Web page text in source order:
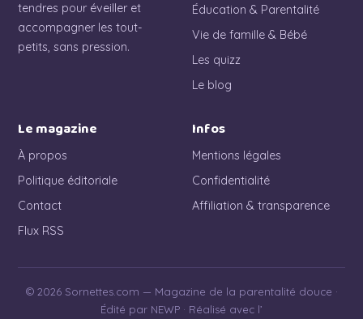
tendres pour éveiller et
accompagner les tout-
petits, sans pression.
Éducation & Parentalité
Vie de famille & Bébé
Les quizz
Le blog
Le magazine
À propos
Politique éditoriale
Contact
Flux RSS
Infos
Mentions légales
Confidentialité
Affiliation & transparence
© 2026 Sornettes.com — Magazine de la parentalité douce ·
Édité par NEWP · Réalisé avec l’